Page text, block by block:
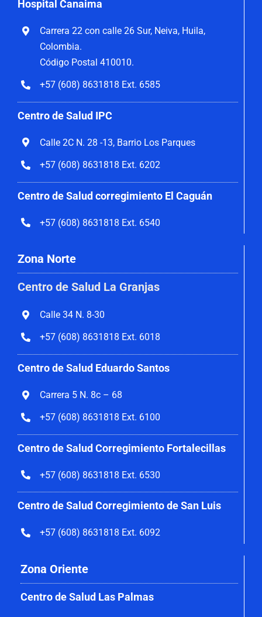
Hospital Canaima
Carrera 22 con calle 26 Sur, Neiva, Huila,
Colombia.
Código Postal 410010.
+57 (608) 8631818 Ext. 6585
Centro de Salud IPC
Calle 2C N. 28 -13, Barrio Los Parques
+57 (608) 8631818 Ext. 6202
Centro de Salud corregimiento El Caguán
+57 (608) 8631818 Ext. 6540
Zona Norte
Centro de Salud La Granjas
Calle 34 N. 8-30
+57 (608) 8631818 Ext. 6018
Centro de Salud Eduardo Santos
Carrera 5 N. 8c – 68
+57 (608) 8631818 Ext. 6100
Centro de Salud Corregimiento Fortalecillas
+57 (608) 8631818 Ext. 6530
Centro de Salud Corregimiento de San Luis
+57 (608) 8631818 Ext. 6092
Zona Oriente
Centro de Salud Las Palmas